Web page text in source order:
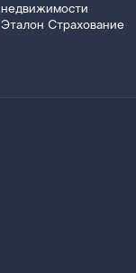
недвижимости
Эталон Страхование